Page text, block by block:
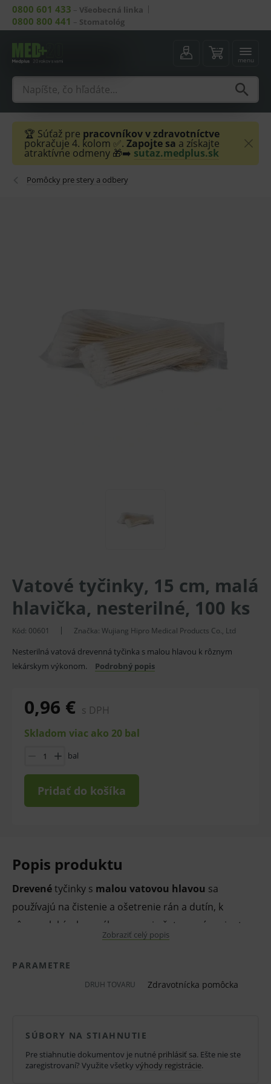
0800 601 433 – Všeobecná linka
0800 800 441 – Stomatológ
menu
🏆 Súťaž pre pracovníkov v zdravotníctve
pokračuje 4. kolom ✅. Zapojte sa a získajte
atraktívne odmeny 🎁➡️ sutaz.medplus.sk
Pomôcky pre stery a odbery
Vatové tyčinky, 15 cm, malá
hlavička, nesterilné, 100 ks
Kód: 00601 Značka: Wujiang Hipro Medical Products Co., Ltd
Nesterilná vatová drevenná tyčinka s malou hlavou k rôznym
lekárskym výkonom.
Podrobný popis
0,96 € s DPH
Skladom viac ako 20 bal
bal
Pridať do košíka
Popis produktu
Drevenétyčinky s malou vatovou hlavou sa
používajú na čistenie a ošetrenie rán a dutín, k
rôznym lekárskym výkonom pri ošetrovaní pacientov,
po namočení vatovej hlavičky do dezinfekčných
prostriedkov možno výrobok použiť na dezinfekciu
kože napr. pred vpichom ihly.
Návin vaty sa nestrapká a z tyčinky neskĺzava. Tyčinky
sú klinicky čisté, nesterilné.
Zobraziť celý popis
PARAMETRE
DRUH TOVARU Zdravotnícka pomôcka
SÚBORY NA STIAHNUTIE
Pre stiahnutie dokumentov je nutné prihlásiť sa. Ešte nie ste
zaregistrovaní? Využite všetky výhody registrácie.